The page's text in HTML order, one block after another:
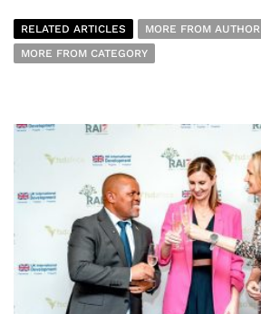
RELATED ARTICLES
MORE FROM AUTHOR
MORE FROM CATEGORY